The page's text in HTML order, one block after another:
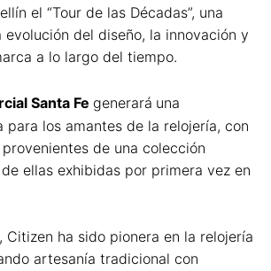
el “Tour de las Décadas”, una
del diseño, la innovación y
a lo largo del tiempo.
Santa Fe generará una
para los amantes de la relojería, con
de una colección
ellas exhibidas por primera vez en
Citizen ha sido pionera en la relojería
artesanía tradicional con